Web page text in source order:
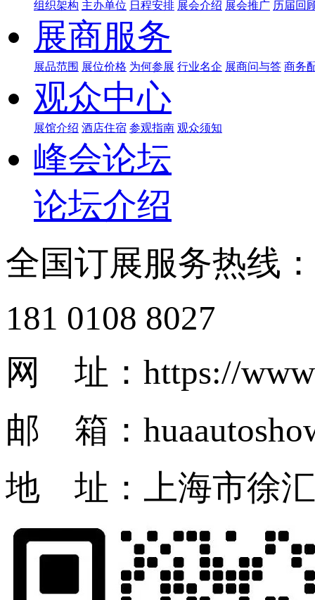
组织架构 主办单位 日程安排 展会介绍 展会推广 历届回
展商服务
展品范围 展位价格 为何参展 行业名企 展商问与答 商务
观众中心
展馆介绍 酒店住宿 参观指南 观众须知
峰会论坛
论坛介绍
全国订展服务热线：
181 0108 8027
网 址：https://
邮 箱：
地 址：上海市徐汇